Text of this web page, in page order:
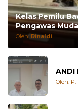
Kelas Pemilu
Pengawas Muda
Oleh: Rinaldi
Oleh: P.